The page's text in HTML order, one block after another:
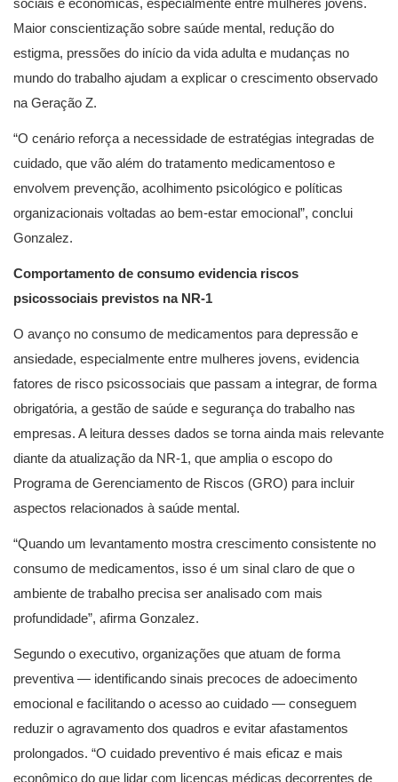
sociais e econômicas, especialmente entre mulheres jovens.
Maior conscientização sobre saúde mental, redução do
estigma, pressões do início da vida adulta e mudanças no
mundo do trabalho ajudam a explicar o crescimento observado
na Geração Z.
“O cenário reforça a necessidade de estratégias integradas de
cuidado, que vão além do tratamento medicamentoso e
envolvem prevenção, acolhimento psicológico e políticas
organizacionais voltadas ao bem-estar emocional”, conclui
Gonzalez.
Comportamento de consumo evidencia riscos
psicossociais previstos na NR-1
O avanço no consumo de medicamentos para depressão e
ansiedade, especialmente entre mulheres jovens, evidencia
fatores de risco psicossociais que passam a integrar, de forma
obrigatória, a gestão de saúde e segurança do trabalho nas
empresas. A leitura desses dados se torna ainda mais relevante
diante da atualização da NR-1, que amplia o escopo do
Programa de Gerenciamento de Riscos (GRO) para incluir
aspectos relacionados à saúde mental.
“Quando um levantamento mostra crescimento consistente no
consumo de medicamentos, isso é um sinal claro de que o
ambiente de trabalho precisa ser analisado com mais
profundidade”, afirma Gonzalez.
Segundo o executivo, organizações que atuam de forma
preventiva — identificando sinais precoces de adoecimento
emocional e facilitando o acesso ao cuidado — conseguem
reduzir o agravamento dos quadros e evitar afastamentos
prolongados. “O cuidado preventivo é mais eficaz e mais
econômico do que lidar com licenças médicas decorrentes de